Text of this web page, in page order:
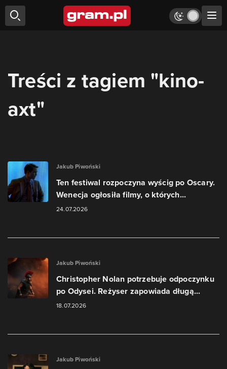
Treści z tagiem "kino-
axt"
Jakub Piwoński
Ten festiwal rozpoczyna wyścig po Oscary.
Wenecja ogłosiła filmy, o których...
24.07.2026
Jakub Piwoński
Christopher Nolan potrzebuje odpoczynku
po Odysei. Reżyser zapowiada długą...
18.07.2026
Jakub Piwoński